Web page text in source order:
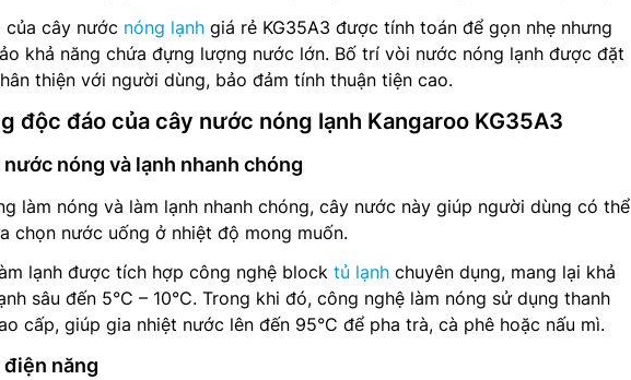
của cây nước nóng lạnh giá rẻ KG35A3 được tính toán để gọn nhẹ nhưng
khả năng chứa đựng lượng nước lớn. Bố trí vòi nước nóng lạnh được đặt
thiện với người dùng, bảo đảm tính thuận tiện cao.
độc đáo của cây nước nóng lạnh Kangaroo KG35A3
nước nóng và lạnh nhanh chóng
làm nóng và làm lạnh nhanh chóng, cây nước này giúp người dùng có thể
chọn nước uống ở nhiệt độ mong muốn.
lạnh được tích hợp công nghệ block tủ lạnh chuyên dụng, mang lại khả
sâu đến 5°C – 10°C. Trong khi đó, công nghệ làm nóng sử dụng thanh
cấp, giúp gia nhiệt nước lên đến 95°C để pha trà, cà phê hoặc nấu mì.
năng